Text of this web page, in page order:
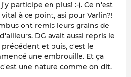
participe en plus! :-). Ce n'est
à ce point, asi pour Varlin?!
ont remis leurs grains de
DG avait aussi repris le
et puis, c'est le
une embrouille. Et ça
une nature comme on dit.